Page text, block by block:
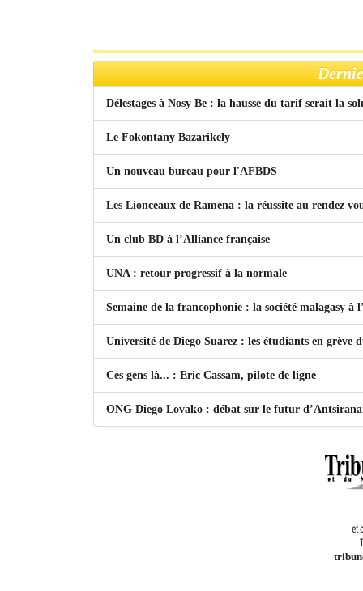
Délestages à Nosy Be : la hausse du tarif serait la
Le Fokontany Bazarikely
Un nouveau bureau pour l'AFBDS
Les Lionceaux de Ramena : la réussite au rendez
Un club BD à l’Alliance française
UNA : retour progressif à la normale
Semaine de la francophonie : la société malagasy à
Université de Diego Suarez : les étudiants en grève
Ces gens là... : Eric Cassam, pilote de ligne
ONG Diego Lovako : débat sur le futur
et